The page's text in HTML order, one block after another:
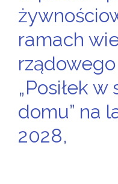
ramach
„Posiłek
domu” na
2028,